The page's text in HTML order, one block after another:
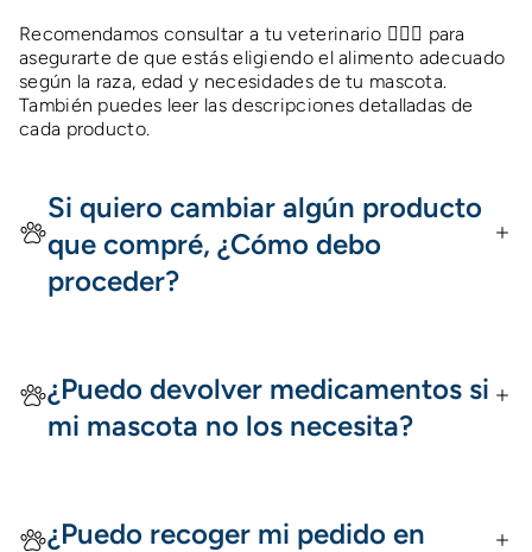
Recomendamos consultar a tu veterinario 👩🏻‍⚕️ para
asegurarte de que estás eligiendo el alimento adecuado
según la raza, edad y necesidades de tu mascota.
También puedes leer las descripciones detalladas de
cada producto.
Si quiero cambiar algún producto
que compré, ¿Cómo debo
proceder?
¿Puedo devolver medicamentos si
mi mascota no los necesita?
¿Puedo recoger mi pedido en